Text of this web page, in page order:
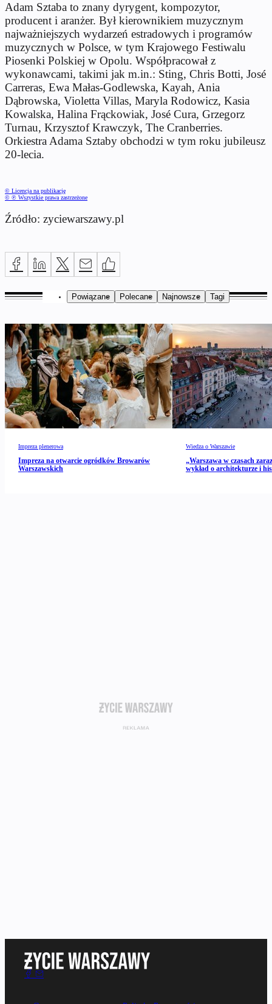
Adam Sztaba to znany dyrygent, kompozytor,
producent i aranżer. Był kierownikiem muzycznym
najważniejszych wydarzeń estradowych i programów
muzycznych w Polsce, w tym Krajowego Festiwalu
Piosenki Polskiej w Opolu. Współpracował z
wykonawcami, takimi jak m.in.: Sting, Chris Botti, José
Carreras, Ewa Małas-Godlewska, Kayah, Ania
Dąbrowska, Violetta Villas, Maryla Rodowicz, Kasia
Kowalska, Halina Frąckowiak, José Cura, Grzegorz
Turnau, Krzysztof Krawczyk, The Cranberries.
Orkiestra Adama Sztaby obchodzi w tym roku jubileusz
20-lecia.
© Licencja na publikację
© ℗ Wszystkie prawa zastrzeżone
Źródło: zyciewarszawy.pl
Powiązane Polecane Najnowsze Tagi
Impreza plenerowa
Impreza na otwarcie ogródków Browarów
Warszawskich
Wiedza o Warszawie
„Warszawa w czasach
wykład o architekturze i